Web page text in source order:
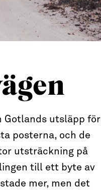
Gotlands utsläpp för
posterna, och de
utsträckning på
till ett byte av
mer, men det